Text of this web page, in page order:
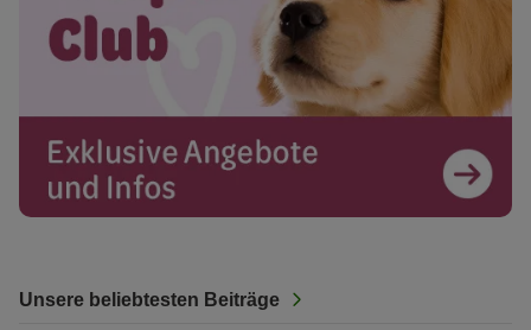
Unsere beliebtesten Beiträge